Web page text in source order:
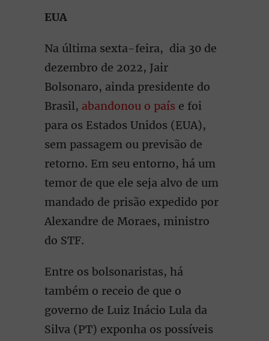
EUA
Na última sexta-feira, dia 30 de
dezembro de 2022, Jair
Bolsonaro, ainda presidente do
Brasil, abandonou o país e foi
para os Estados Unidos (EUA),
sem passagem ou previsão de
retorno. Em seu entorno, há um
temor de que ele seja alvo de um
mandado de prisão expedido por
Alexandre de Moraes, ministro
do STF.
Entre os bolsonaristas, há
também o receio de que o
governo de Luiz Inácio Lula da
Silva (PT) exponha os possíveis